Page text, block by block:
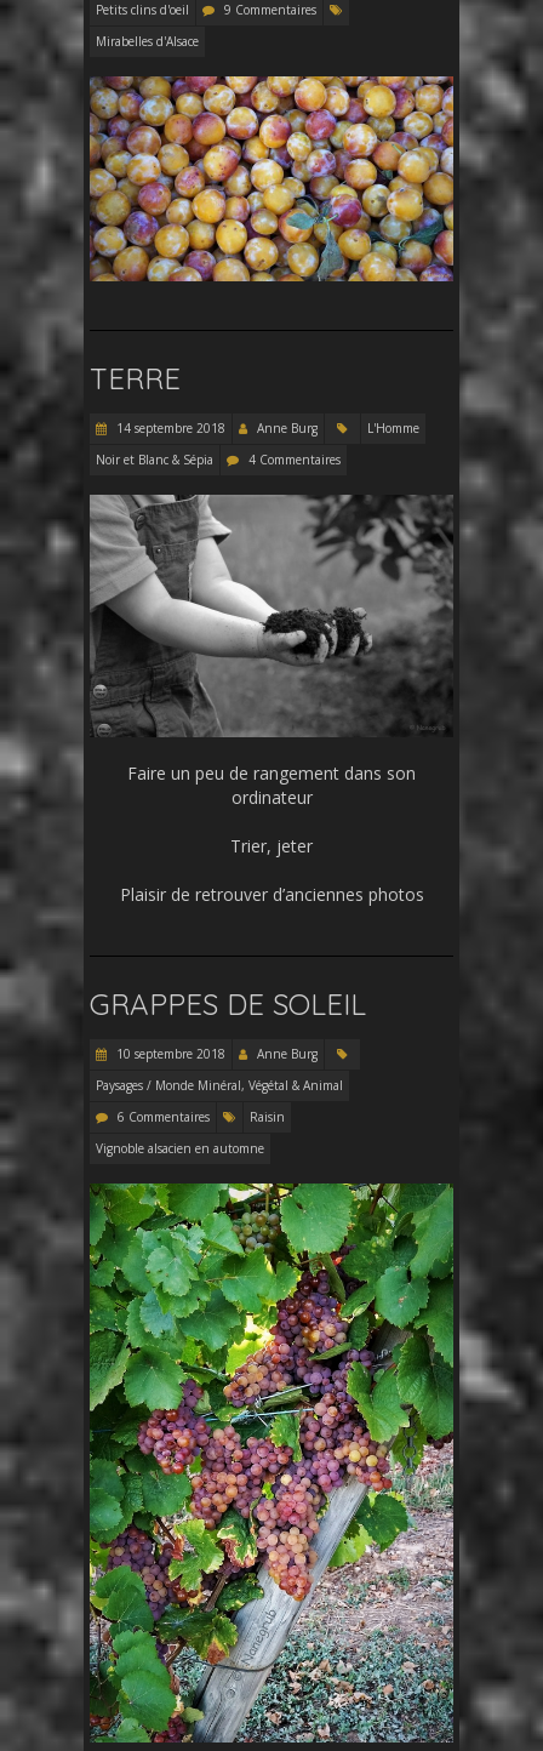
Petits clins d'oeil
9 Commentaires
Mirabelles d'Alsace
TERRE
14 septembre 2018 Anne Burg
L'Homme
Noir et Blanc & Sépia
4 Commentaires
Faire un peu de rangement dans son
ordinateur
Trier, jeter
Plaisir de retrouver d’anciennes photos
GRAPPES DE SOLEIL
10 septembre 2018
Anne Burg
Paysages / Monde Minéral, Végétal & Animal
6 Commentaires
Raisin
Vignoble alsacien en automne